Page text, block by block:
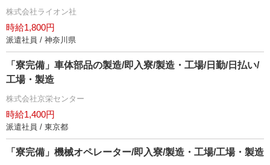
株式会社ライオン社
時給1,800円
派遣社員 / 神奈川県
「寮完備」車体部品の製造/即入寮/製造・工場/日勤/日払い/
工場・製造
株式会社京栄センター
時給1,400円
派遣社員 / 東京都
「寮完備」機械オペレーター/即入寮/製造・工場/工場・製造